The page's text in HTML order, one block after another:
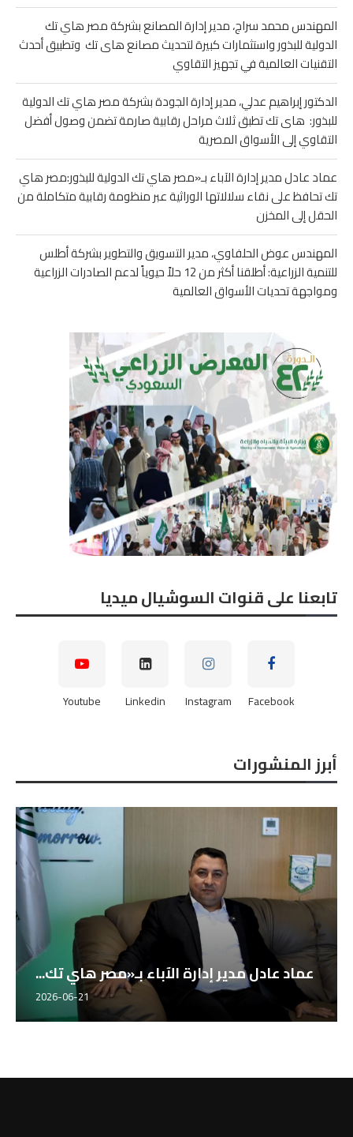
المهندس محمد سراج، مدير إدارة المصانع بشركة مصر هاي تك
الدولية للبذور واستثمارات كبيرة لتحديث مصانع هاى تك وتطبيق أحدث
التقنيات العالمية في تجهيز التقاوي
الدكتور إبراهيم عدلي، مدير إدارة الجودة بشركة مصر هاي تك الدولية
للبذور: هاى تك تطبق ثلاث مراحل رقابية صارمة تضمن وصول أفضل
التقاوي إلى الأسواق المصرية
عماد عادل مدير إدارة الآباء بـ«مصر هاي تك الدولية للبذور:مصر هاي
تك تحافظ على نقاء سلالاتها الوراثية عبر منظومة رقابية متكاملة من
الحقل إلى المخزن
المهندس عوض الحلفاوي، مدير التسويق والتطوير بشركة أطلس
للتنمية الزراعية: أطلقنا أكثر من 12 حلاً حيوياً لدعم الصادرات الزراعية
ومواجهة تحديات الأسواق العالمية
تابعنا على قنوات السوشيال ميديا
Facebook
Instagram
Linkedin
Youtube
أبرز المنشورات
عماد عادل مدير إدارة الآباء بـ«مصر هاي تك...
2026-06-21